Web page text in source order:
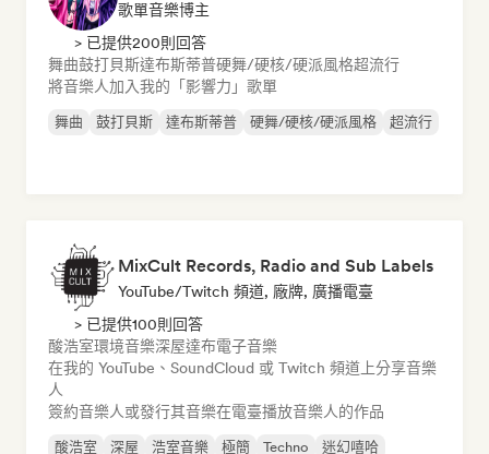
歌單音樂博主
> 已提供200則回答
舞曲鼓打貝斯達布斯蒂普硬舞/硬核/硬派風格超流行
將音樂人加入我的「影響力」歌單
舞曲 鼓打貝斯 達布斯蒂普 硬舞/硬核/硬派風格 超流行
MixCult Records, Radio and Sub Labels
YouTube/Twitch 頻道, 廠牌, 廣播電臺
> 已提供100則回答
酸浩室環境音樂深屋達布電子音樂
在我的 YouTube、SoundCloud 或 Twitch 頻道上分享音樂
人
簽約音樂人或發行其音樂在電臺播放音樂人的作品
酸浩室 深屋 浩室音樂 極簡 Techno 迷幻嘻哈